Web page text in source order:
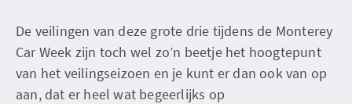
De veilingen van deze grote drie tijdens de Monterey
Car Week zijn toch wel zo’n beetje het hoogtepunt
van het veilingseizoen en je kunt er dan ook van op
aan, dat er heel wat begeerlijks op